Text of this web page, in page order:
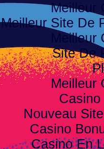
Meilleur
Meilleur Site De
Site De
Meilleur
Nouveau
Casino
Casino En